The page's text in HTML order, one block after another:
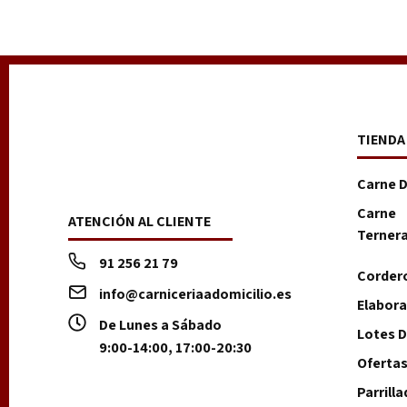
ATENCIÓN AL CLIENTE
91 256 21 79
info@carniceriaadomicilio.es
De Lunes a Sábado
9:00-14:00, 17:00-20:30
TIENDA
Carne
Carne
Lotes
Ofertas